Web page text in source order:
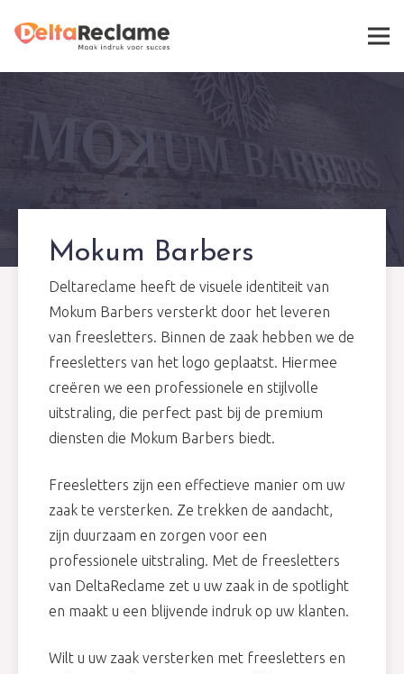
Mokum Barbers
Deltareclame heeft de visuele identiteit van
Mokum Barbers versterkt door het leveren
van freesletters. Binnen de zaak hebben we de
freesletters van het logo geplaatst. Hiermee
creëren we een professionele en stijlvolle
uitstraling, die perfect past bij de premium
diensten die Mokum Barbers biedt.
Freesletters zijn een effectieve manier om uw
zaak te versterken. Ze trekken de aandacht,
zijn duurzaam en zorgen voor een
professionele uitstraling. Met de freesletters
van DeltaReclame zet u uw zaak in de spotlight
en maakt u een blijvende indruk op uw klanten.
Wilt u uw zaak versterken met freesletters en